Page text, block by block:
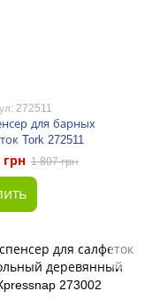
272511
для барных
Tork 272511
грн 1 807 грн